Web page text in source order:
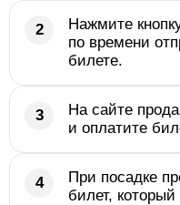
Нажмите
по времени
билете.
На сайте
и оплатите
При посадке
билет,